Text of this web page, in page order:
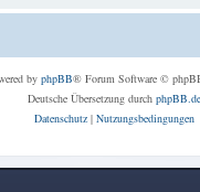
by phpBB® Forum Software ©
Deutsche Übersetzung durch phpBB.de
Datenschutz| Nutzungsbedingungen